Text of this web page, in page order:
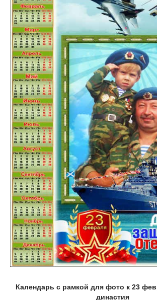
Календарь с рамкой для фото к 23
династия